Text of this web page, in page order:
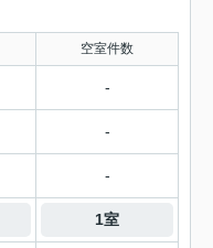
空室件数
-
-
-
1室